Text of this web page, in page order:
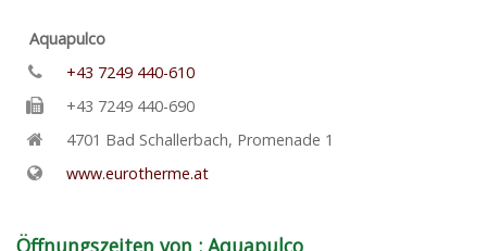
Aquapulco
+43 7249 440-610
+43 7249 440-690
4701 Bad Schallerbach, Promenade 1
www.eurotherme.at
Öffnungszeiten von : Aquapulco